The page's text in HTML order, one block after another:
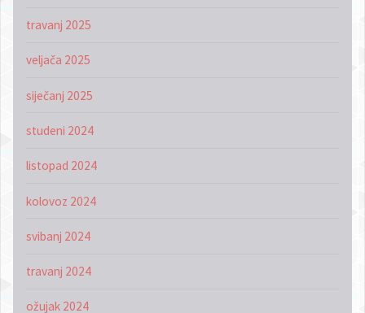
travanj 2025
veljača 2025
siječanj 2025
studeni 2024
listopad 2024
kolovoz 2024
svibanj 2024
travanj 2024
ožujak 2024